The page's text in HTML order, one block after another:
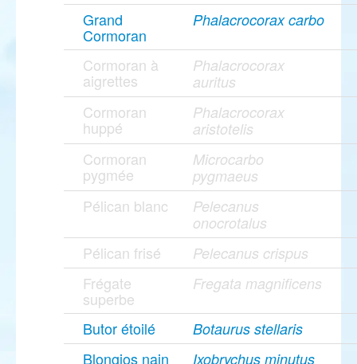
Grand
Cormoran
Phalacrocorax carbo
Cormoran à
aigrettes
Phalacrocorax
auritus
Cormoran
huppé
Phalacrocorax
aristotelis
Cormoran
pygmée
Microcarbo
pygmaeus
Pélican blanc
Pelecanus
onocrotalus
Pélican frisé Pelecanus crispus
Frégate
superbe
Fregata magnificens
Butor étoilé Botaurus stellaris
Blongios nain Ixobrychus minutus